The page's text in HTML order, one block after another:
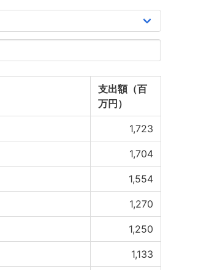
支出額（百
万円）
1,723
1,704
1,554
1,270
1,250
1,133